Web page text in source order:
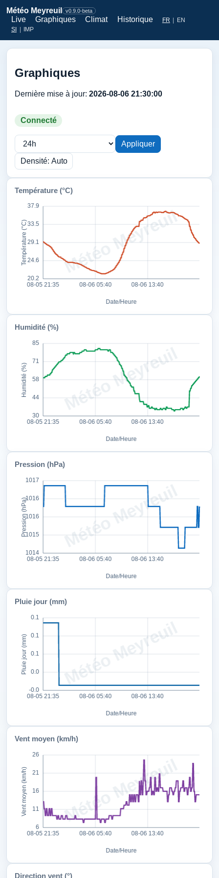
Météo Meyreuil v0.9.0-beta
Live Graphiques Climat Historique FR | EN
SI
IMP
Graphiques
Dernière mise à jour:2026-08-06 21:30:00
Connecté
Appliquer
Densité: Auto
Température (°C)
Humidité (%)
Pression (hPa)
Pluie jour (mm)
Vent moyen (km/h)
Direction vent (°)